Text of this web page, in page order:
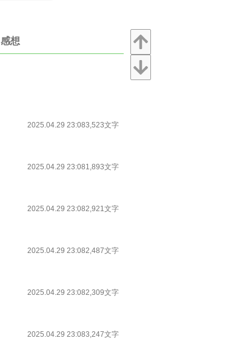
感想
2025.04.29 23:083,523文字
2025.04.29 23:081,893文字
2025.04.29 23:082,921文字
2025.04.29 23:082,487文字
2025.04.29 23:082,309文字
2025.04.29 23:083,247文字